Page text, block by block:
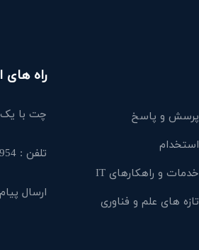
پرسش و پاسخ
استخدام
خدمات و راهکارهای IT
تازه های علم و فناوری
راه های
چت با
تلفن : 66873954-21-98+
ارسال پیام